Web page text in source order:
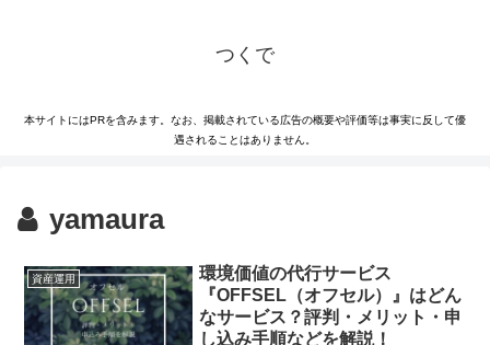
つくで
本サイトにはPRを含みます。なお、掲載されている広告の概要や評価等は事実に反して優
遇されることはありません。
yamaura
資産運用
環境価値の代行サービス
『OFFSEL（オフセル）』はどん
なサービス？評判・メリット・申
し込み手順などを解説！